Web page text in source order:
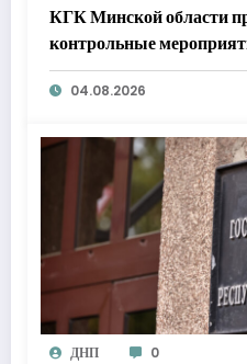
КГК Минской области
контрольные
организации
активами акционерных
04.08.2026
ДНП 0